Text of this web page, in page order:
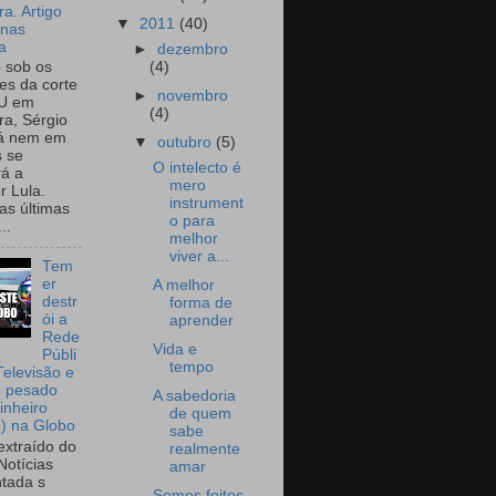
Artigo
sob os
da corte
em
Sérgio
nem em
se
a
Lula.
últimas
Tem
er
destr
ói a
Rede
Públi
e
pesado
na Globo
do
s
▼ 2011 (40)
►dezembro
(4)
► novembro
(4)
▼outubro (5)
O intelecto é
mero
instrument
o para
melhor
viver a...
A melhor
forma de
aprender
Vida e
tempo
A sabedoria
de quem
sabe
realmente
amar